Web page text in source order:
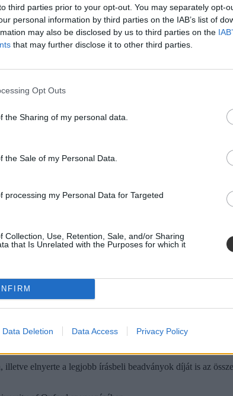
third parties prior to your opt-out. You may separately opt-
personal information by third parties on the IAB’s list of
may also be disclosed by us to third parties on the
that may further disclose it to other third parties.
Opt Outs
the Sharing of my personal data.
the Sale of my Personal Data.
processing my Personal Data for Targeted
Collection, Use, Retention, Sale, and/or Sharing
that Is Unrelated with the Purposes for which it
Data Deletion Data Access Privacy Policy
Lichy Johanna, Ruszkai Szonja, Szentesi Eszter. A
(Bálint János, Darcsi Barbara, Góth Mária és
elnyerte a legjobb írásbeli beadványok díját is az